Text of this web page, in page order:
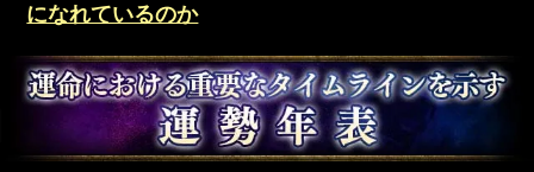
になれているのか